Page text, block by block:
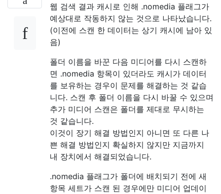
웹 검색 결과 캐시로 인해 .nomedia 플래그가
예상대로 작동하지 않는 것으로 나타났습니다.
(이전에 스캔 한 데이터는 상기 캐시에 남아 있
음)
폴더 이름을 바꾼 다음 미디어를 다시 스캔하
면 .nomedia 항목이 있더라도 캐시가 데이터
를 보유하는 경우이 문제를 해결하는 것 같습
니다. 스캔 후 폴더 이름을 다시 바꿀 수 있으며
추가 미디어 스캔은 폴더를 제대로 무시하는
것 같습니다.
이것이 장기 해결 방법인지 아니면 또 다른 나
쁜 해결 방법인지 확실하지 않지만 지금까지
내 장치에서 해결되었습니다.
.nomedia 플래그가 폴더에 배치되기 전에 새
항목 세트가 스캔 된 경우에만 미디어 업데이